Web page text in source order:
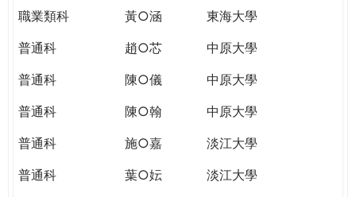
職業類科
黃○涵
東海大學
普通科
趙○芯
中原大學
普通科
陳○儀
中原大學
普通科
陳○翰
中原大學
普通科
施○嘉
淡江大學
普通科
葉○妘
淡江大學